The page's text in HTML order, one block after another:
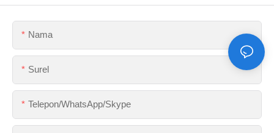
Nama
Surel
Telepon/WhatsApp/Skype